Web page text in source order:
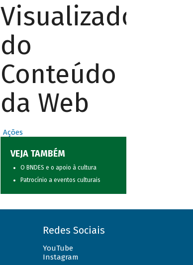
Visualizador
do
Conteúdo
da Web
Ações
VEJA TAMBÉM
O BNDES e o apoio à cultura
Patrocínio a eventos culturais
Redes Sociais
YouTube
Instagram